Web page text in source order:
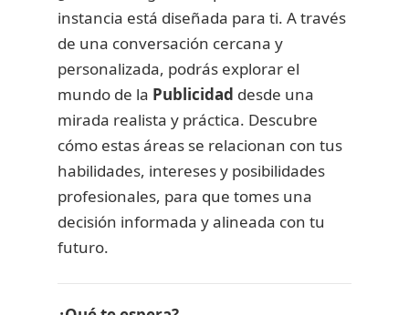
instancia está diseñada para ti. A través
de una conversación cercana y
personalizada, podrás explorar el
mundo de la Publicidad desde una
mirada realista y práctica. Descubre
cómo estas áreas se relacionan con tus
habilidades, intereses y posibilidades
profesionales, para que tomes una
decisión informada y alineada con tu
futuro.